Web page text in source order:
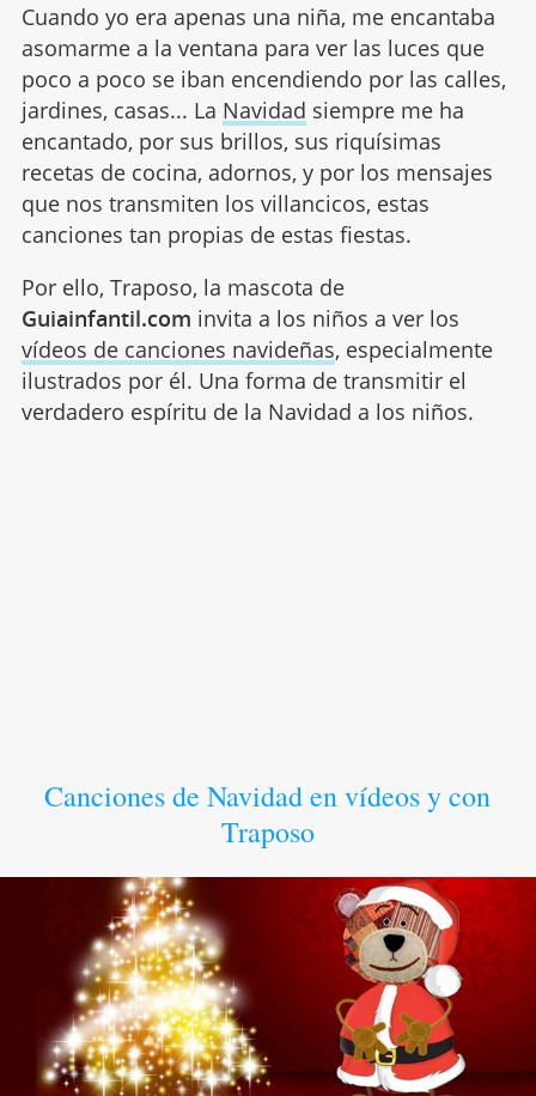
Cuando yo era apenas una niña, me encantaba
asomarme a la ventana para ver las luces que
poco a poco se iban encendiendo por las calles,
jardines, casas... La Navidad siempre me ha
encantado, por sus brillos, sus riquísimas
recetas de cocina, adornos, y por los mensajes
que nos transmiten los villancicos, estas
canciones tan propias de estas fiestas.
Por ello, Traposo, la mascota de
Guiainfantil.com invita a los niños a ver los
vídeos de canciones navideñas, especialmente
ilustrados por él. Una forma de transmitir el
verdadero espíritu de la Navidad a los niños.
Canciones de Navidad en vídeos y con
Traposo